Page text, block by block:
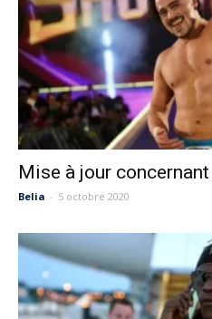
Mise à jour
Belia - 5 octobre 2020